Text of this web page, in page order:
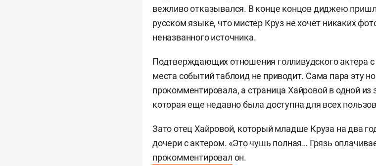
вежливо отказывался. В конце концов диджею
русском языке, что мистер Круз не хочет никаких
неназванного источника.
Подтверждающих отношения голливудского актера
места событий таблоид не приводит. Сама пара эту
прокомментировала, а страница Хайровой в одной из
которая еще недавно была доступна для всех
Зато отец Хайровой, который младше Круза на два
дочери с актером. «Это чушь полная… Грязь
прокомментировал он.